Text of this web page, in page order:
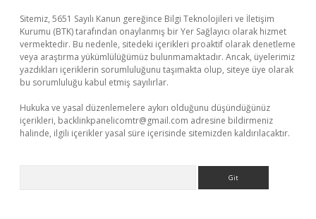
Sitemiz, 5651 Sayılı Kanun gereğince Bilgi Teknolojileri ve İletişim
Kurumu (BTK) tarafından onaylanmış bir Yer Sağlayıcı olarak hizmet
vermektedir. Bu nedenle, sitedeki içerikleri proaktif olarak denetleme
veya araştırma yükümlülüğümüz bulunmamaktadır. Ancak, üyelerimiz
yazdıkları içeriklerin sorumluluğunu taşımakta olup, siteye üye olarak
bu sorumluluğu kabul etmiş sayılırlar.
Hukuka ve yasal düzenlemelere aykırı olduğunu düşündüğünüz
içerikleri, backlinkpanelicomtr@gmail.com adresine bildirmeniz
halinde, ilgili içerikler yasal süre içerisinde sitemizden kaldırılacaktır.